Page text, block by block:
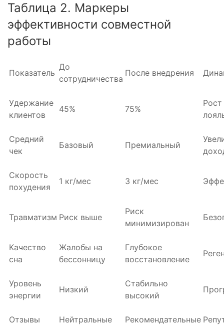
Таблица 2. Маркеры
эффективности совместной
работы
Показатель
До
сотрудничества
После внедрения
Удержание
клиентов
45% 75%
Рост
Средний
чек
Базовый Премиальный
Скорость
похудения
1 кг/мес 3 кг/мес
Травматизм Риск выше
Риск
минимизирован
Качество
сна
Жалобы на
бессонницу
Глубокое
восстановление
Уровень
энергии
Низкий
Стабильно
высокий
Отзывы Нейтральные Рекомендательные